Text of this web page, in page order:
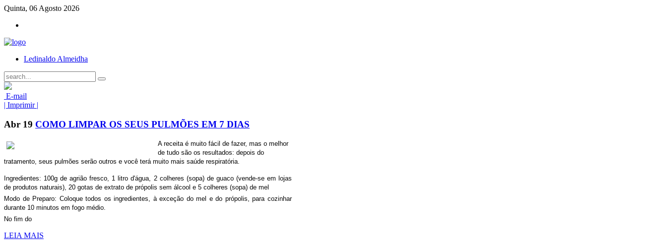
Quinta, 06 Agosto 2026
Ledinaldo Almeidha
E-mail
| Imprimir |
Abr 19 COMO LIMPAR OS SEUS PULMÕES EM 7 DIAS
A receita é muito fácil de fazer, mas o melhor
de tudo são os resultados: depois do
tratamento, seus pulmões serão outros e você terá muito mais saúde respiratória.
Ingredientes: 100g de agrião fresco, 1 litro d'água, 2 colheres (sopa) de guaco (vende-se em lojas
de produtos naturais), 20 gotas de extrato de própolis sem álcool e 5 colheres (sopa) de mel
Modo de Preparo: Coloque todos os ingredientes, à exceção do mel e do própolis, para cozinhar
durante 10 minutos em fogo médio.
No fim do
LEIA MAIS